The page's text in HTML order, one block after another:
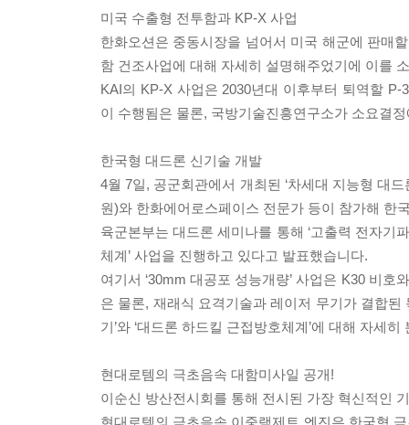
미국 수출형 전투함과 KP-X 사업
한화오션은 중동시장을 넘어서 미국 해군에 판매
함 건조사업에 대해 자세히 설명해주었기에 이를
KAI의 KP-X 사업은 2030년대 이후부터 퇴역할
이 수행됨은 물론, 국방기술진흥연구소가 소요결
한국형 대드론 신기술 개발
4월 7일, 공군회관에서 개최된 ‘차세대 지능형 대
원)와 한화에어로스페이스 전문가 등이 참가해 한
육군본부는 대드론 세미나를 통해 ‘고출력 전자기
체계’ 사업을 진행하고 있다고 발표했습니다.
여기서 ‘30mm 대공포 성능개량’ 사업은 K30 비호
은 물론, 재래식 요격기술과 레이저 무기가 결합
기’와 ‘대드론 하드킬 근접방호체계’에 대해 자세
현대로템의 극초음속 대함미사일 공개!
이순신 방산전시회를 통해 전시된 가장 혁신적인
현대로템의 극초음속 이중램제트 엔진은 한국형